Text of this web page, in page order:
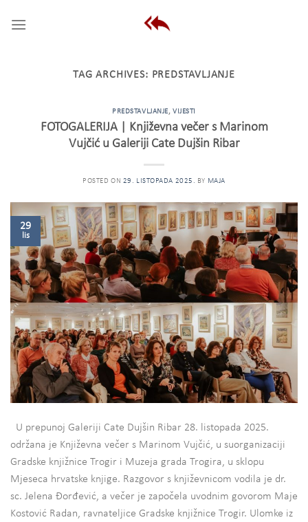
TAG ARCHIVES: PREDSTAVLJANJE
PREDSTAVLJANJE,VIJESTI
FOTOGALERIJA | Književna večer s Marinom
Vujčić u Galeriji Cate Dujšin Ribar
POSTED ON 29. LISTOPADA 2025. BY MAJA
29
lis
U prepunoj Galeriji Cate Dujšin Ribar 28. listopada 2025.
održana je Književna večer s Marinom Vujčić, u suorganizaciji
Gradske knjižnice Trogir i Muzeja grada Trogira, u sklopu
Mjeseca hrvatske knjige. Razgovor s književnicom vodila je dr.
sc. Jelena Đorđević, a večer je započela uvodnim govorom Maje
Kostović Radan, ravnateljice Gradske knjižnice Trogir. Ulomke iz